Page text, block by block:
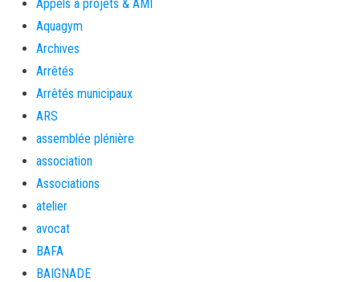
Appels à projets & AMI
Aquagym
Archives
Arrêtés
Arrêtés municipaux
ARS
assemblée plénière
association
Associations
atelier
avocat
BAFA
BAIGNADE